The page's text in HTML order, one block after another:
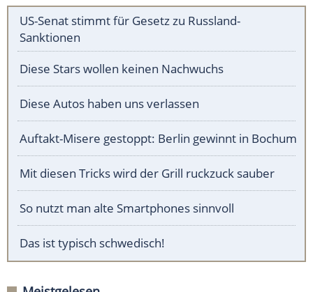
US-Senat stimmt für Gesetz zu Russland-
Sanktionen
Diese Stars wollen keinen Nachwuchs
Diese Autos haben uns verlassen
Auftakt-Misere gestoppt: Berlin gewinnt in Bochum
Mit diesen Tricks wird der Grill ruckzuck sauber
So nutzt man alte Smartphones sinnvoll
Das ist typisch schwedisch!